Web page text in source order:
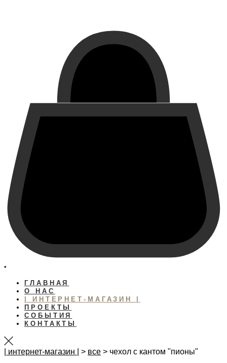
•
ГЛАВНАЯ
О НАС
| ИНТЕРНЕТ-МАГАЗИН |
ПРОЕКТЫ
СОБЫТИЯ
КОНТАКТЫ
| интернет-магазин | > все > чехол с кантом "пионы"